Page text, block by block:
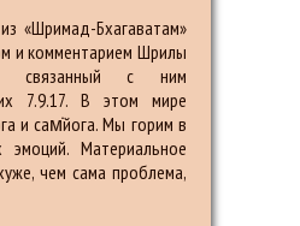
«Шримад-Бхагаватам»
и комментарием Шрилы
связанный с ним
7.9.17. В этом мире
и сам̇йога. Мы горим в
эмоций. Материальное
чем сама проблема,